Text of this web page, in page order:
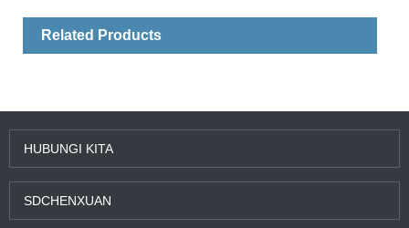
Related Products
HUBUNGI KITA
SDCHENXUAN